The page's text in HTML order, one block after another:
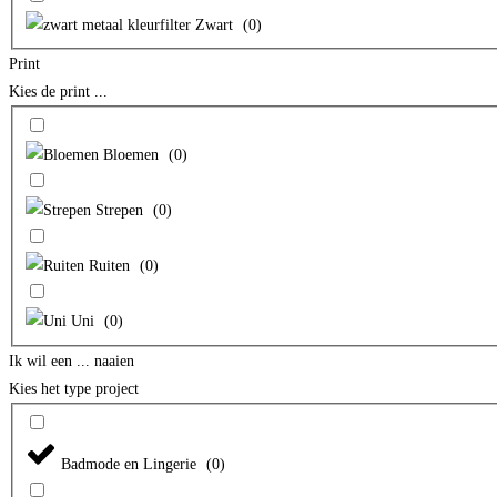
Zwart (0)
Print
Kies de print ...
Bloemen (0)
Strepen (0)
Ruiten (0)
Uni (0)
Ik wil een ... naaien
Kies het type project
Badmode en Lingerie (0)